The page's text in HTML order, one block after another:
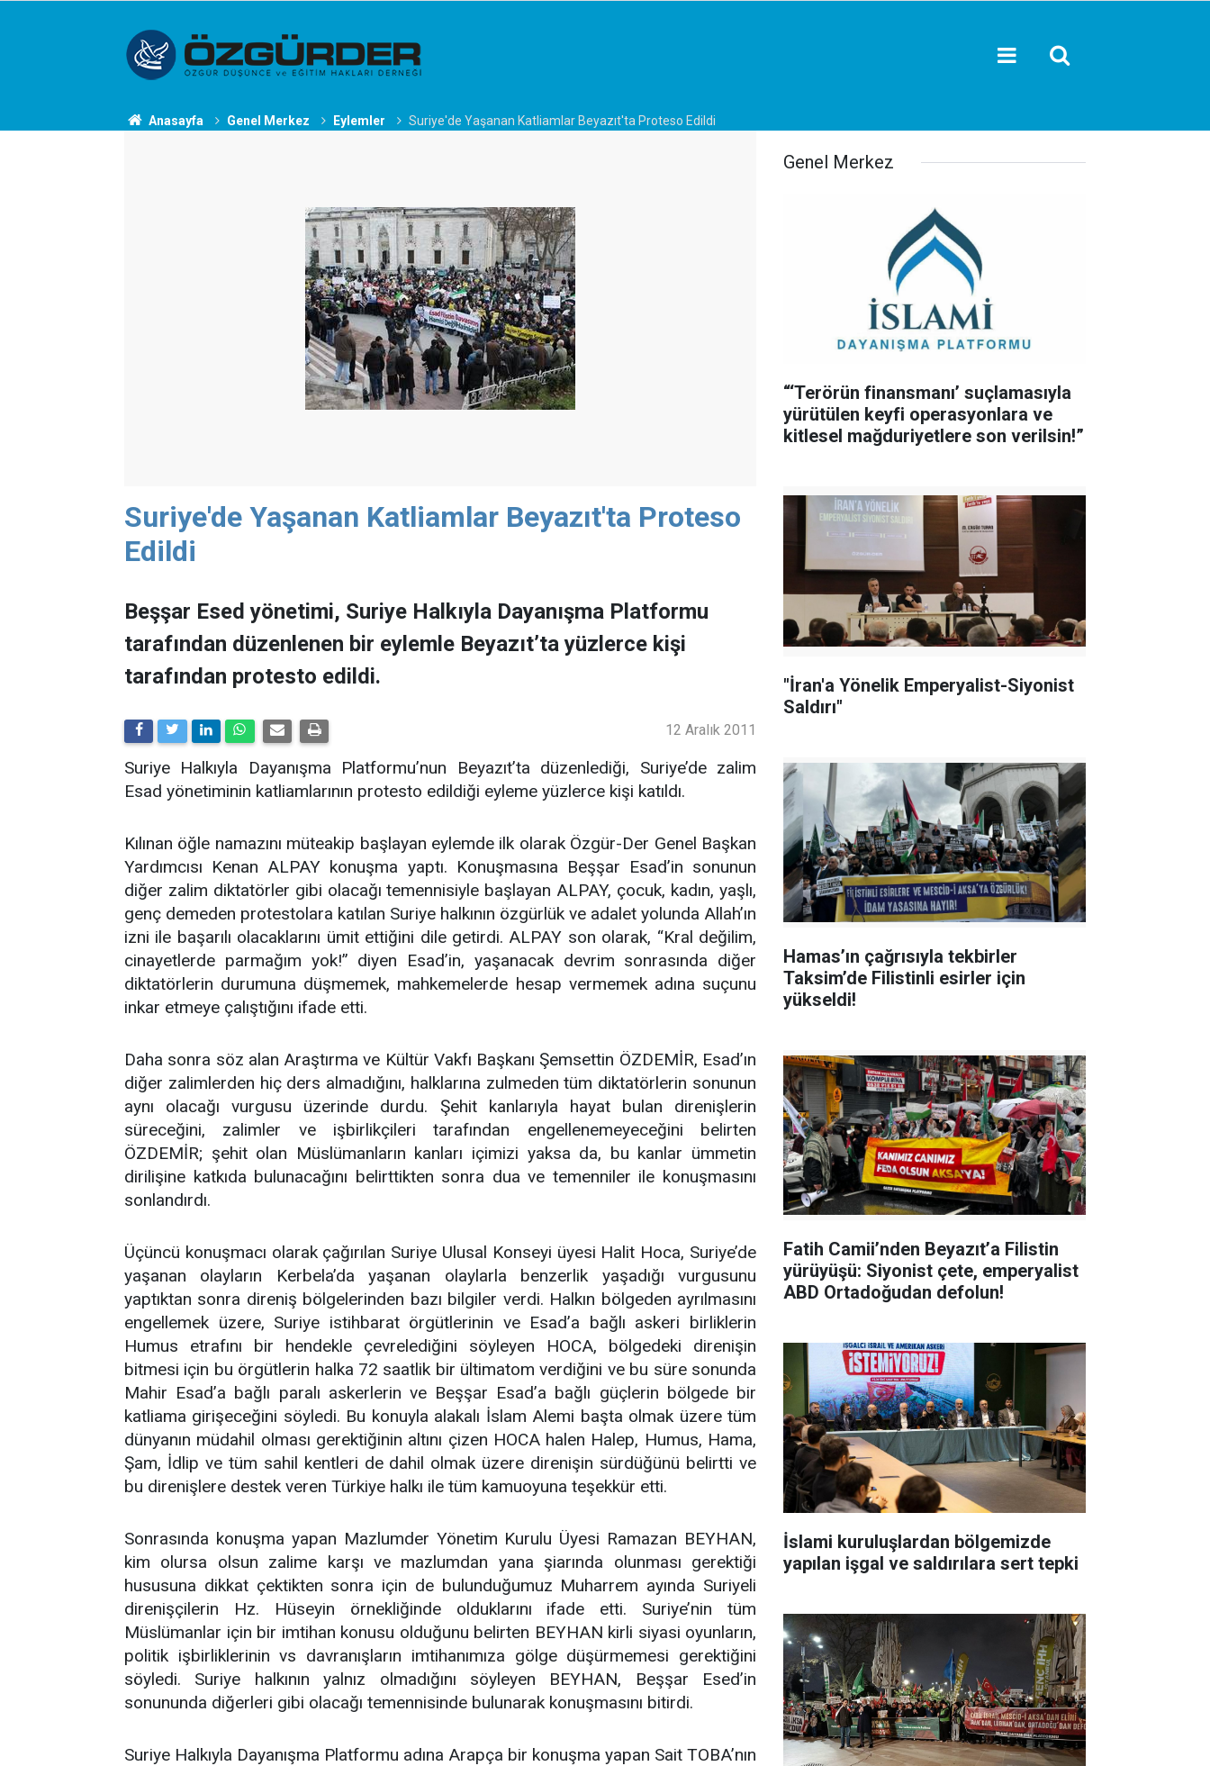
Anasayfa Genel Merkez Eylemler Suriye'de Yaşanan Katliamlar Beyazıt'ta Proteso Edildi
Suriye'de Yaşanan Katliamlar Beyazıt'ta Proteso
Edildi
Beşşar Esed yönetimi, Suriye Halkıyla Dayanışma Platformu
tarafından düzenlenen bir eylemle Beyazıt’ta yüzlerce kişi
tarafından protesto edildi.
12 Aralık 2011
Suriye Halkıyla Dayanışma Platformu’nun Beyazıt’ta düzenlediği, Suriye’de zalim
Esad yönetiminin katliamlarının protesto edildiği eyleme yüzlerce kişi katıldı.
Kılınan öğle namazını müteakip başlayan eylemde ilk olarak Özgür-Der Genel Başkan
Yardımcısı Kenan ALPAY konuşma yaptı. Konuşmasına Beşşar Esad’in sonunun
diğer zalim diktatörler gibi olacağı temennisiyle başlayan ALPAY, çocuk, kadın, yaşlı,
genç demeden protestolara katılan Suriye halkının özgürlük ve adalet yolunda Allah’ın
izni ile başarılı olacaklarını ümit ettiğini dile getirdi. ALPAY son olarak, “Kral değilim,
cinayetlerde parmağım yok!” diyen Esad’in, yaşanacak devrim sonrasında diğer
diktatörlerin durumuna düşmemek, mahkemelerde hesap vermemek adına suçunu
inkar etmeye çalıştığını ifade etti.
Daha sonra söz alan Araştırma ve Kültür Vakfı Başkanı Şemsettin ÖZDEMİR, Esad’ın
diğer zalimlerden hiç ders almadığını, halklarına zulmeden tüm diktatörlerin sonunun
aynı olacağı vurgusu üzerinde durdu. Şehit kanlarıyla hayat bulan direnişlerin
süreceğini, zalimler ve işbirlikçileri tarafından engellenemeyeceğini belirten
ÖZDEMİR; şehit olan Müslümanların kanları içimizi yaksa da, bu kanlar ümmetin
dirilişine katkıda bulunacağını belirttikten sonra dua ve temenniler ile konuşmasını
sonlandırdı.
Üçüncü konuşmacı olarak çağırılan Suriye Ulusal Konseyi üyesi Halit Hoca, Suriye’de
yaşanan olayların Kerbela’da yaşanan olaylarla benzerlik yaşadığı vurgusunu
yaptıktan sonra direniş bölgelerinden bazı bilgiler verdi. Halkın bölgeden ayrılmasını
engellemek üzere, Suriye istihbarat örgütlerinin ve Esad’a bağlı askeri birliklerin
Humus etrafını bir hendekle çevrelediğini söyleyen HOCA, bölgedeki direnişin
bitmesi için bu örgütlerin halka 72 saatlik bir ültimatom verdiğini ve bu süre sonunda
Mahir Esad’a bağlı paralı askerlerin ve Beşşar Esad’a bağlı güçlerin bölgede bir
katliama girişeceğini söyledi. Bu konuyla alakalı İslam Alemi başta olmak üzere tüm
dünyanın müdahil olması gerektiğinin altını çizen HOCA halen Halep, Humus, Hama,
Şam, İdlip ve tüm sahil kentleri de dahil olmak üzere direnişin sürdüğünü belirtti ve
bu direnişlere destek veren Türkiye halkı ile tüm kamuoyuna teşekkür etti.
Sonrasında konuşma yapan Mazlumder Yönetim Kurulu Üyesi Ramazan BEYHAN,
kim olursa olsun zalime karşı ve mazlumdan yana şiarında olunması gerektiği
hususuna dikkat çektikten sonra için de bulunduğumuz Muharrem ayında Suriyeli
direnişçilerin Hz. Hüseyin örnekliğinde olduklarını ifade etti. Suriye’nin tüm
Müslümanlar için bir imtihan konusu olduğunu belirten BEYHAN kirli siyasi oyunların,
politik işbirliklerinin vs davranışların imtihanımıza gölge düşürmemesi gerektiğini
söyledi. Suriye halkının yalnız olmadığını söyleyen BEYHAN, Beşşar Esed’in
sonununda diğerleri gibi olacağı temennisinde bulunarak konuşmasını bitirdi.
Suriye Halkıyla Dayanışma Platformu adına Arapça bir konuşma yapan Sait TOBA’nın
Genel Merkez
“‘Terörün finansmanı’ suçlamasıyla
yürütülen keyfi operasyonlara ve
kitlesel mağduriyetlere son verilsin!”
"İran'a Yönelik Emperyalist-Siyonist
Saldırı"
Hamas’ın çağrısıyla tekbirler
Taksim’de Filistinli esirler için
yükseldi!
Fatih Camii’nden Beyazıt’a Filistin
yürüyüşü: Siyonist çete, emperyalist
ABD Ortadoğudan defolun!
İslami kuruluşlardan bölgemizde
yapılan işgal ve saldırılara sert tepki